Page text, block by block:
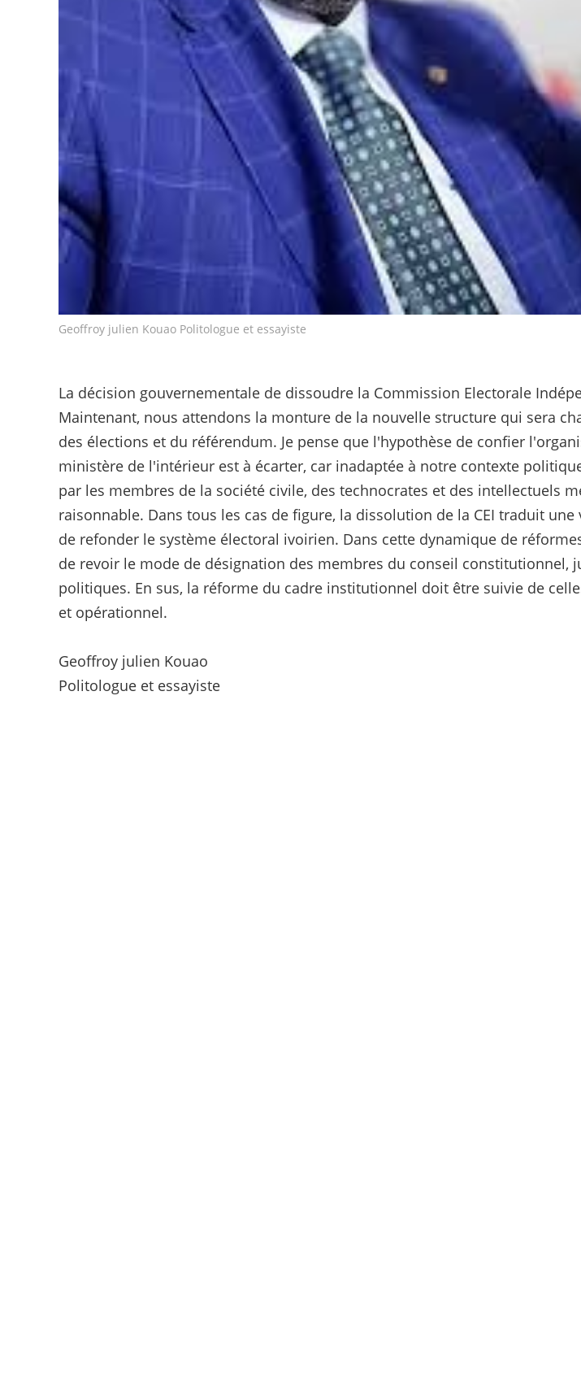
Geoffroy julien Kouao Politologue et essayiste
La décision gouvernementale de dissoudre la Commission Electorale
Maintenant, nous attendons la monture de la nouvelle structure qui sera
des élections et du référendum. Je pense que l'hypothèse de confier
ministère de l'intérieur est à écarter, car inadaptée à notre contexte
par les membres de la société civile, des technocrates et des intellectuels
raisonnable. Dans tous les cas de figure, la dissolution de la CEI traduit
de refonder le système électoral ivoirien. Dans cette dynamique de
de revoir le mode de désignation des membres du conseil constitutionnel,
politiques. En sus, la réforme du cadre institutionnel doit être suivie de
et opérationnel.
Geoffroy julien Kouao
Politologue et essayiste